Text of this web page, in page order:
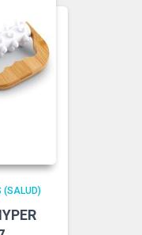
(SALUD)